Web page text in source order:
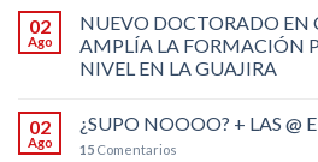
02
Ago
NUEVO DOCTORADO EN
AMPLÍA LA FORMACIÓN
NIVEL EN LA GUAJIRA
02
Ago
¿SUPO NOOOO? + LAS @
15 Comentarios